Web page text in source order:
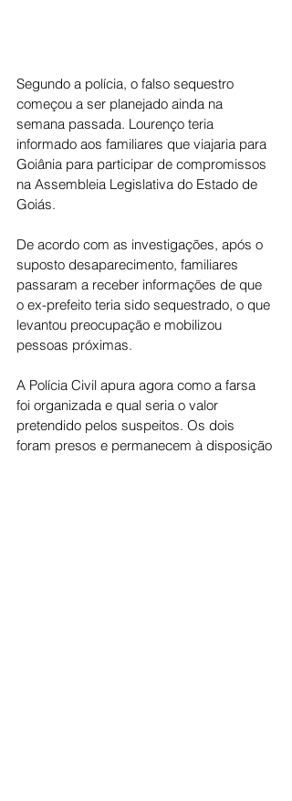
Segundo a polícia, o falso sequestro
começou a ser planejado ainda na
semana passada. Lourenço teria
informado aos familiares que viajaria para
Goiânia para participar de compromissos
na Assembleia Legislativa do Estado de
Goiás.
De acordo com as investigações, após o
suposto desaparecimento, familiares
passaram a receber informações de que
o ex-prefeito teria sido sequestrado, o que
levantou preocupação e mobilizou
pessoas próximas.
A Polícia Civil apura agora como a farsa
foi organizada e qual seria o valor
pretendido pelos suspeitos. Os dois
foram presos e permanecem à disposição